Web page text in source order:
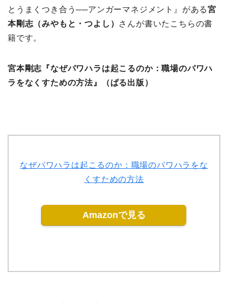
とうまくつき合う──アンガーマネジメント』がある宮
本剛志（みやもと・つよし） さんが書いたこちらの書
籍です。
宮本剛志『なぜパワハラは起こるのか：職場のパワハ
ラをなくすための方法』（ぱる出版）
なぜパワハラは起こるのか：職場のパワハラをな
くすための方法
Amazonで見る